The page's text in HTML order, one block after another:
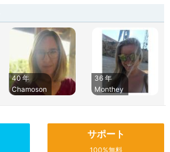
40 年
Chamoson
36 年
Monthey
サポート
100%無料